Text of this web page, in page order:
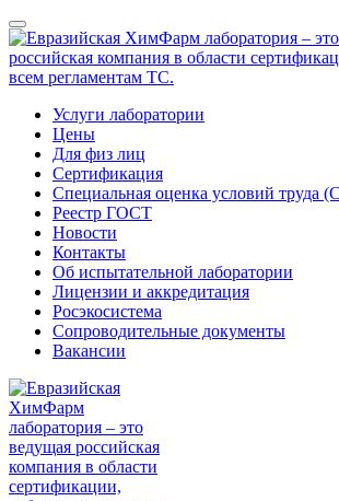
Услуги лаборатории
Цены
Для физ лиц
Сертификация
Специальная оценка условий труда
Реестр ГОСТ
Новости
Контакты
Об испытательной лаборатории
Лицензии и аккредитация
Росэкосистема
Сопроводительные документы
Вакансии